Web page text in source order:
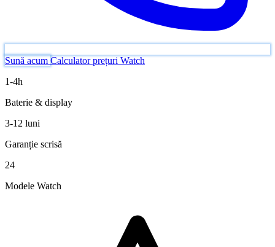
Sună acum Calculator prețuri Watch
1-4h
Baterie & display
3-12 luni
Garanție scrisă
24
Modele Watch